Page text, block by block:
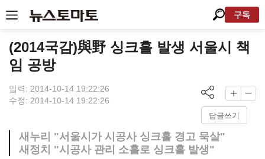
구독
(2014국감)與野 싱크홀 발생 서울시 책
임 공방
입력: 2014-10-14 19:22:26
수정: 2014-10-14 19:22:26
답글쓰기
새누리 "서울시가 시공사 싱크홀 경고 묵살"
새정치 "시공사 관리 소홀로 싱크홀 발생"